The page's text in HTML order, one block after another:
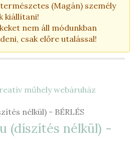
(Magán) személy
kiállítani!
nem áll módunkban
csak előre utalással!
műhely webáruház
nélkül) - BÉRLÉS
(díszítés nélkül) -